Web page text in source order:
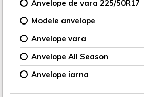
Anvelope de vara 225/50R17
Modele anvelope
Anvelope vara
Anvelope All Season
Anvelope iarna